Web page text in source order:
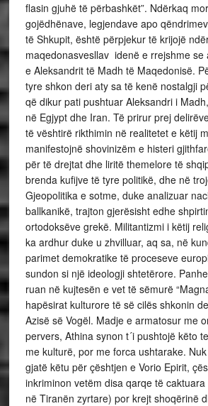
flasin gjuhë të përbashkët”. Ndërkaq
gojëdhënave, legjendave apo
të Shkupit, është përpjekur të krijojë
maqedonasvesllav idenë e rrejshme se
e Aleksandrit të Madh të Maqedonisë.
tyre shkon deri aty sa të kenë nostalgji
që dikur pati pushtuar Aleksandri i
në Egjypt dhe Iran. Të prirur prej
të vështirë rikthimin në realitetet e këtij
manifestojnë shovinizëm e histeri
për të drejtat dhe liritë themelore të
brenda kufijve të tyre politikë, dhe në
Gjeopolitika e sotme, duke analizuar
ballkanikë, trajton gjerësisht edhe
ortodoksëve grekë. Militantizmi i këtij
ka ardhur duke u zhvilluar, aq sa, në
parimet demokratike të proceseve
sundon si një ideologji shtetërore.
ruan në kujtesën e vet të sëmurë
hapësirat kulturore të së cilës shkonin
Azisë së Vogël. Madje e armatosur me
pervers, Athina synon t´i pushtojë këto
me kulturë, por me forca ushtarake.
gjatë këtu për çështjen e Vorio Epirit,
inkriminon vetëm disa qarqe të
në Tiranën zyrtare) por krejt shoqërinë